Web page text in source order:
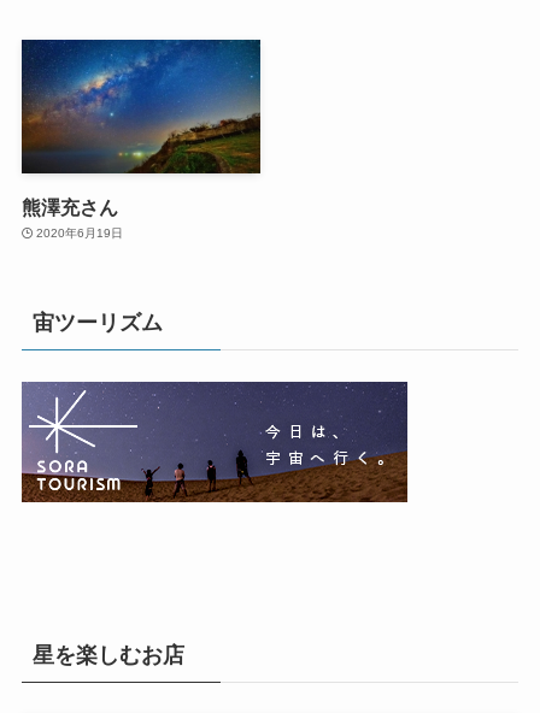
熊澤充さん
2020年6月19日
宙ツーリズム
星を楽しむお店